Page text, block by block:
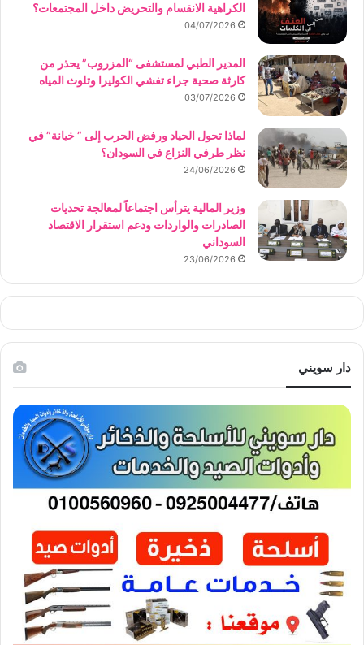
الكراهية الانقسام والتحريض داخل المجتمعات؟
04/07/2026
المدير الطبي لمستشفى “المزروب” يحذر من
كارثة صحية جراء تفشي الكوليرا وتلوث المياه
03/07/2026
لماذا تحول الحياد ورفض الحرب إلى ” خيانة” في
نظر طرفي النزاع في السودان؟
24/06/2026
وزير المالية يترأس اجتماعاً لمعالجة تحديات
الصادرات والواردات ودعم استقرار الاقتصاد
السوداني
23/06/2026
دار سويني